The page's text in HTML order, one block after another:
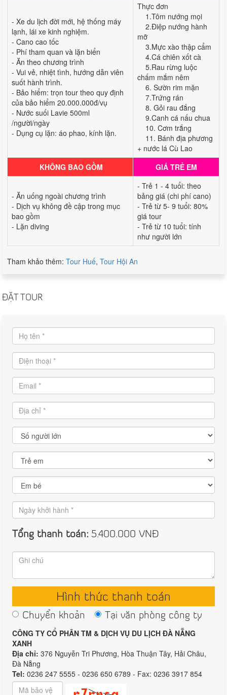
- Xe du lịch đời mới, hệ thống máy
lạnh, lái xe kinh nghiệm.
- Cano cao tốc
- Phí tham quan và lặn biển
- Ăn theo chương trình
- Vui vẻ, nhiệt tình, hướng dẫn viên
suốt hành trình.
- Bảo hiểm: trọn tour theo quy định
của bảo hiểm 20.000.000đ/vụ
- Nước suối Lavie 500ml
/người/ngày
- Dụng cụ lặn: áo phao, kính lặn.
Thực đơn
1.Tôm nướng mọi
2.Điệp nướng hành
mỡ
3.Mực xào thập cẩm
4.Cá chiên xốt cà
5.Rau rừng luộc
chấm mắm nêm
6. Sườn rim mặn
7.Trứng rán
8. Gỏi rau đắng
9.Canh cá nấu chua
10. Cơm trắng
11. Bánh địa phương
+ nước lá Cù Lao
KHÔNG BAO GỒM
GIÁ TRẺ EM
- Ăn uống ngoài chương trình
- Dịch vụ không đề cập trong mục
bao gồm
- Lặn diving
- Trẻ 1 - 4 tuổi: theo
bảng giá (chi phí cano)
- Trẻ từ 5- 9 tuổi: 80%
giá tour
- Trẻ từ 10 tuổi: tính
như người lớn
Tham khảo thêm:Tour Huế,Tour Hội An
ĐẶT TOUR
Tổng thanh toán: 5.400.000VNĐ
Hình thức thanh toán
Chuyển khoản
Tại văn phòng công ty
CÔNG TY CỔ PHÂN TM & DỊCH VỤ DU LỊCH ĐÀ NẴNG
XANH
Địa chỉ: 376 Nguyễn Tri Phương, Hòa Thuận Tây, Hải Châu,
Đà Nẵng
Tel: 0236 247 5555 - 0236 650 6789 - Fax: 0236 3917 854